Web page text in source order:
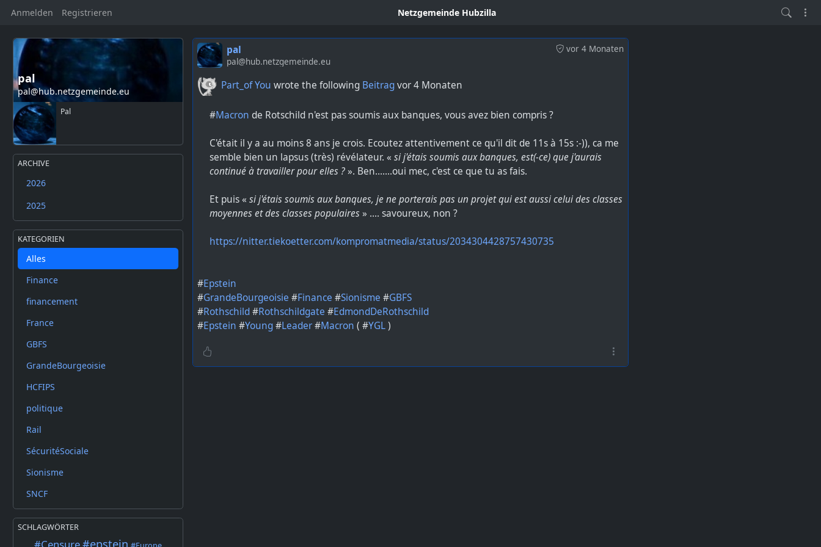
Anmelden Registrieren Netzgemeinde Hubzilla
pal
pal@hub.netzgemeinde.eu
Pal
ARCHIVE
2026
2025
KATEGORIEN
Alles
Finance
financement
France
GBFS
GrandeBourgeoisie
HCFIPS
politique
Rail
SécuritéSociale
Sionisme
SNCF
SCHLAGWÖRTER
vor 4 Monaten
pal
pal@hub.netzgemeinde.eu
Part_of You wrote the following Beitragvor 4 Monaten
#Macron de Rotschild n'est pas soumis aux banques, vous avez bien compris ?
C'était il y a au moins 8 ans je crois. Ecoutez attentivement ce qu'il dit de 11s à 15s :-)), ca me
semble bien un lapsus (très) révélateur. « si j'étais soumis aux banques, est(-ce) que j'aurais
continué à travailler pour elles ?». Ben.......oui mec, c'est ce que tu as fais.
Et puis « si j'étais soumis aux banques, je ne porterais pas un projet qui est aussi celui des classes
moyennes et des classes populaires » .... savoureux, non ?
https://nitter.tiekoetter.com/kompromatmedia/status/2034304428757430735
#Epstein
#GrandeBourgeoisie #Finance #Sionisme #GBFS
#Rothschild#Rothschildgate #EdmondDeRothschild
#Epstein #Young#Leader#Macron ( #YGL)